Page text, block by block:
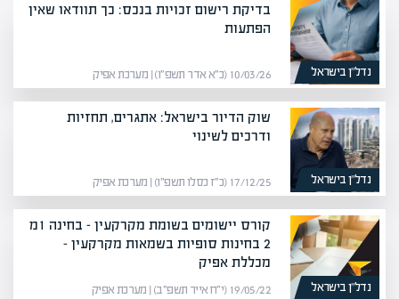
נדל”ן בישראל
בדיקת רישום זכויות בנכס: כך תוודאו שאין
הפתעות
10/03/26 (כ״א אדר תשפ״ו) | מערכת אפיק
נדל”ן בישראל
שוק הדיור בישראל: אתגרים, תחזיות
ודרכים לשינוי
17/12/25 (כ״ז כסלו תשפ״ו) | מערכת אפיק
נדל”ן בישראל
קורס יישומים בשומת מקרקעין‎‎ – בחינה 1מ
2 בחינות סופיות בשמאות מקרקעין –
מכללת אפיק
19/05/22 (י״ח אייר תשפ״ב) | מערכת אפיק